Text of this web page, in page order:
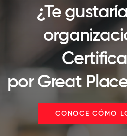
¿Te
por Great
CONOCE CÓMO